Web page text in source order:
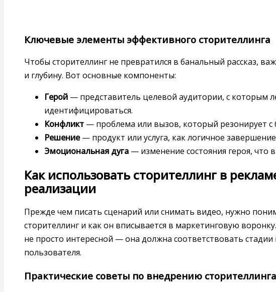
Ключевые элементы эффективного сторителлинга
Чтобы сторителлинг не превратился в банальный рассказ,
и глубину. Вот основные компоненты:
Герой — представитель целевой аудитории, с которым
идентифицироваться.
Конфликт — проблема или вызов, который резонирует с
Решение— продукт или услуга, как логичное
Эмоциональная дуга — изменение состояния героя, что
Как использовать сторителлинг в
реализации
Прежде чем писать сценарий или снимать видео, нужно
сторителлинг и как он вписывается в маркетинговую
не просто интересной — она должна соответствовать
пользователя.
Практические советы по внедрению сторителлинга